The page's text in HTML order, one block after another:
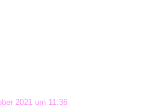
2021 um 11:36